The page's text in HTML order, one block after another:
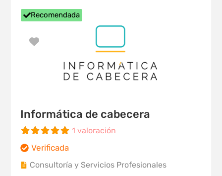
Recomendada
Favorito
Informática de cabecera
1 valoración
Verificada
Consultoría y Servicios Profesionales